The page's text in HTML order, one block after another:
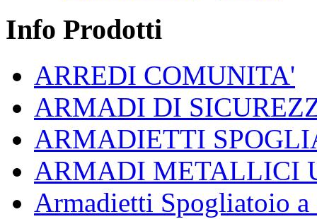
Info Prodotti
ARREDI COMUNITA'
ARMADI DI
ARMADIETTI
ARMADI METALLICI
Armadietti Spogliatoio a